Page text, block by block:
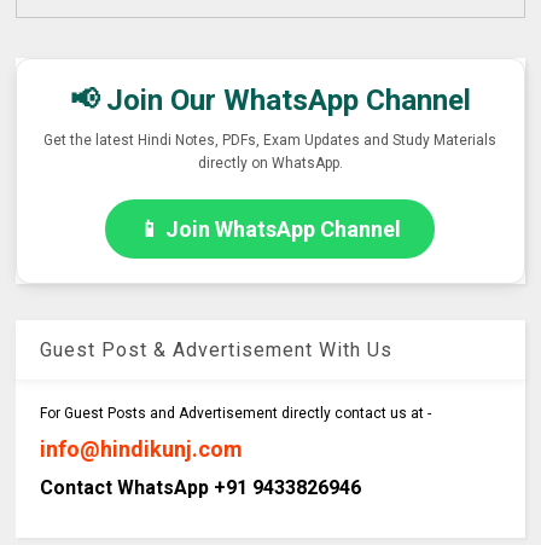
📢 Join Our WhatsApp Channel
Get the latest Hindi Notes, PDFs, Exam Updates and Study Materials
directly on WhatsApp.
📱 Join WhatsApp Channel
Guest Post & Advertisement With Us
For Guest Posts and Advertisement directly contact us at -
info@hindikunj.com
Contact WhatsApp +91 9433826946